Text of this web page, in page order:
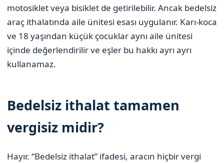
motosiklet veya bisiklet de getirilebilir. Ancak bedelsiz
araç ithalatında aile ünitesi esası uygulanır. Karı-koca
ve 18 yaşından küçük çocuklar aynı aile ünitesi
içinde değerlendirilir ve eşler bu hakkı ayrı ayrı
kullanamaz.
Bedelsiz ithalat tamamen
vergisiz midir?
Hayır. “Bedelsiz ithalat” ifadesi, aracın hiçbir vergi